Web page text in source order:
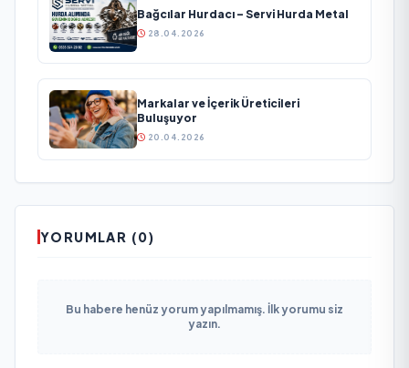
Bağcılar Hurdacı – Servi Hurda Metal
28.04.2026
Markalar ve İçerik Üreticileri
Buluşuyor
20.04.2026
YORUMLAR (0)
Bu habere henüz yorum yapılmamış. İlk yorumu siz
yazın.